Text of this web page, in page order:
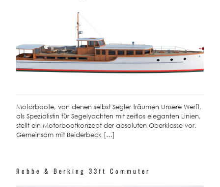
Motorboote, von denen selbst Segler träumen Unsere Werft,
als Spezialistin für Segelyachten mit zeitlos eleganten Linien,
stellt ein Motorbootkonzept der absoluten Oberklasse vor.
Gemeinsam mit Beiderbeck […]
Robbe & Berking 33ft Commuter